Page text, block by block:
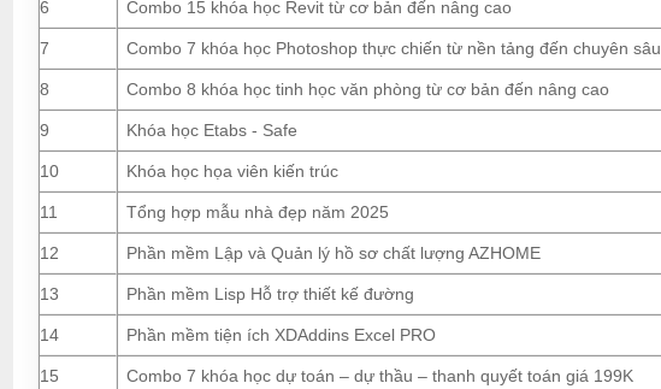
6 Combo 15 khóa học Revit từ cơ bản đến nâng cao
7 Combo 7 khóa học Photoshop thực chiến từ nền tảng đến chuyên sâu
8 Combo 8 khóa học tinh học văn phòng từ cơ bản đến nâng cao
9 Khóa học Etabs - Safe
10 Khóa học họa viên kiến trúc
11 Tổng hợp mẫu nhà đẹp năm 2025
12 Phần mềm Lập và Quản lý hồ sơ chất lượng AZHOME
13 Phần mềm Lisp Hỗ trợ thiết kế đường
14 Phần mềm tiện ích XDAddins Excel PRO
15 Combo 7 khóa học dự toán – dự thầu – thanh quyết toán giá 199K